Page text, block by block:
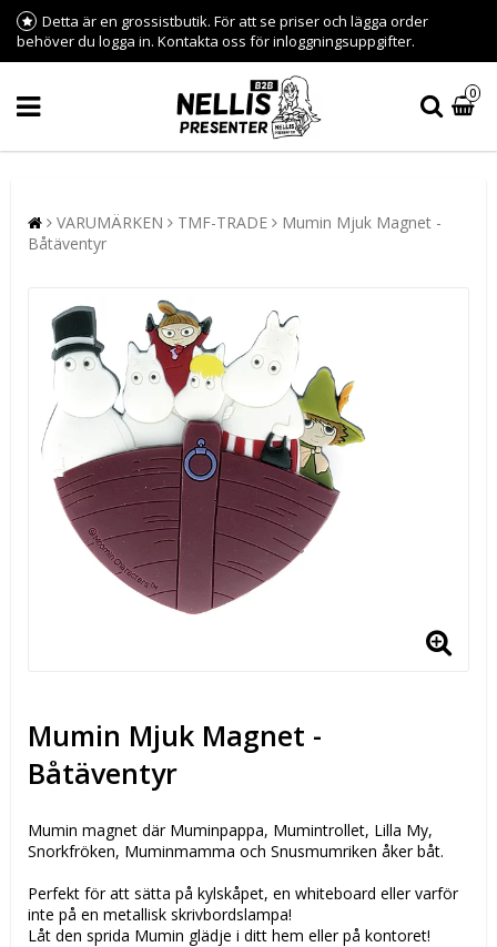
Detta är en grossistbutik. För att se priser och lägga order
behöver du logga in. Kontakta oss för inloggningsuppgifter.
0
VARUMÄRKEN TMF-TRADE
Mumin Mjuk Magnet -
Båtäventyr
Mumin Mjuk Magnet -
Båtäventyr
Mumin magnet där Muminpappa, Mumintrollet, Lilla My,
Snorkfröken, Muminmamma och Snusmumriken åker båt.
Perfekt för att sätta på kylskåpet, en whiteboard eller varför
inte på en metallisk skrivbordslampa!
Låt den sprida Mumin glädje i ditt hem eller på kontoret!